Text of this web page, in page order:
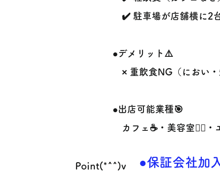
✔️ 駐車場が店舗横に2
●デメリット⚠️
× 重飲食NG（におい・
●出店可能業種🎯
カフェ☕・美容室💇‍♀️・
Point(*^^)v ●保証会社加